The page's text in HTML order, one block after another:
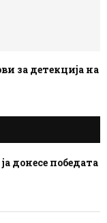
за детекција на
донесе победата